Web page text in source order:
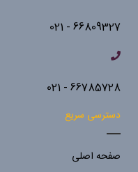
66809327 - 021
66785728 - 021
دسترسی سریع
صفحه اصلی